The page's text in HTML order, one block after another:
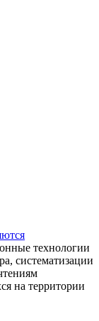
технологии
систематизации
на территории